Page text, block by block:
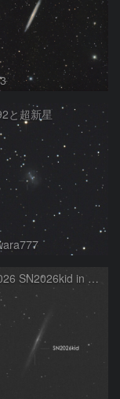
と超新星
15/05/2026 SN2026kid in NGC5907